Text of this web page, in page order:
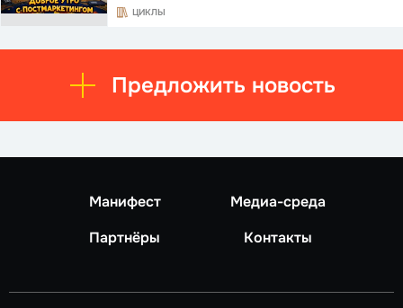
ЦИКЛЫ
Предложить новость
Манифест
Медиа-среда
Партнёры
Контакты